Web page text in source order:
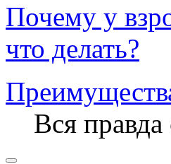
Почему у
что делать?
Вся